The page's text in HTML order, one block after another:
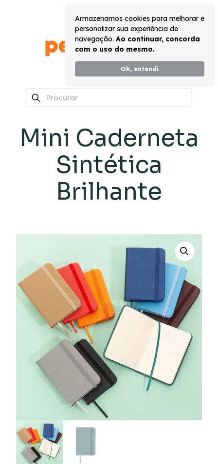
Armazenamos cookies para melhorar e
personalizar sua experiência de
navegação. Ao continuar, concorda
com o uso do mesmo.
Ok, entendi
Mini Caderneta
Sintética
Brilhante